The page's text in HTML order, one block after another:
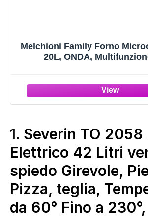
Melchioni Family Forno
20L, ONDA,
1. Severin TO 2058
Elettrico 42 Litri
spiedo Girevole,
Pizza, teglia,
da 60° Fino a